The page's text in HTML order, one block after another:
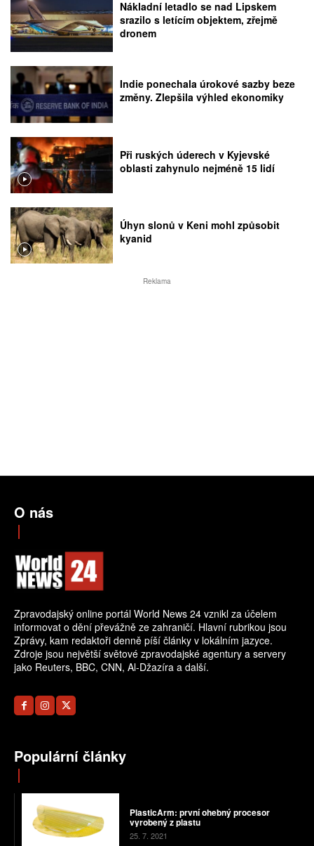
Nákladní letadlo se nad Lipskem
srazilo s letícím objektem, zřejmě
dronem
Indie ponechala úrokové sazby beze
změny. Zlepšila výhled ekonomiky
Při ruských úderech v Kyjevské
oblasti zahynulo nejméně 15 lidí
Úhyn slonů v Keni mohl způsobit
kyanid
Reklama
O nás
Zpravodajský online portál World News 24 vznikl za účelem
informovat o dění převážně ze zahraničí. Hlavní rubrikou jsou
Zprávy, kam redaktoři denně píší články v lokálním jazyce.
Zdroje jsou největší světové zpravodajské agentury a servery
jako Reuters, BBC, CNN, Al-Džazíra a další.
Populární články
PlasticArm: první ohebný procesor
vyrobený z plastu
25. 7. 2021